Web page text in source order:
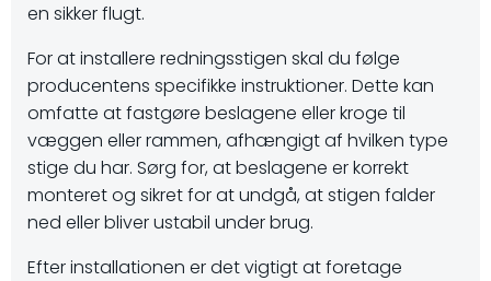
en sikker flugt.
For at installere redningsstigen skal du følge
producentens specifikke instruktioner. Dette kan
omfatte at fastgøre beslagene eller kroge til
væggen eller rammen, afhængigt af hvilken type
stige du har. Sørg for, at beslagene er korrekt
monteret og sikret for at undgå, at stigen falder
ned eller bliver ustabil under brug.
Efter installationen er det vigtigt at foretage